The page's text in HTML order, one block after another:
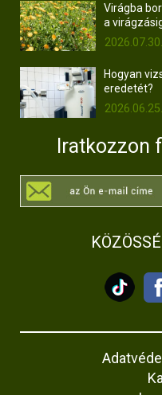
Virágba
a
2026.07.30.
Hogyan
eredetét?
2026.06.25.
Iratkozzon